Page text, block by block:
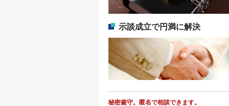
示談成立で円満に解決
秘密厳守。匿名で相談できます。